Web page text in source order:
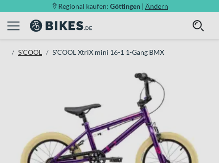
Regional kaufen: Göttingen | Ändern
S'COOL S'COOL XtriX mini 16-1 1-Gang BMX